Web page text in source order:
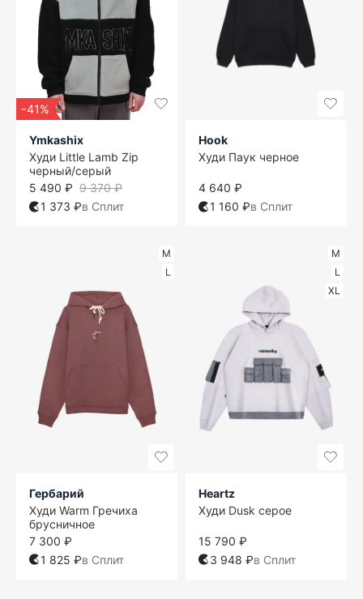
-41%
Ymkashix
Худи Little Lamb Zip
черный/серый
9 370 ₽
5 490 ₽
1 373 ₽в Сплит
Hook
Худи Паук черное
4 640 ₽
1 160 ₽в Сплит
M
L
Гербарий
Худи Warm Гречиха
брусничное
7 300 ₽
1 825 ₽в Сплит
M
L
XL
Heartz
Худи Dusk серое
15 790 ₽
3 948 ₽в Сплит